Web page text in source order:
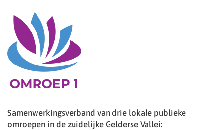
Samenwerkingsverband van drie lokale publieke
omroepen in de zuidelijke Gelderse Vallei: